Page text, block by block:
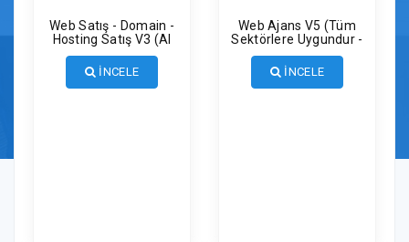
Web Satış - Domain -
Hosting Satış V3 (AI
Otomasyon Destekli)
İNCELE
Web Ajans V5 (Tüm
Sektörlere Uygundur -
Yeni Dil Sistemli)
İNCELE